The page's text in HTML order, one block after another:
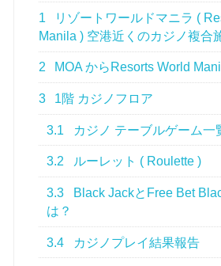
1
リゾートワールドマニラ (
Manila ) 空港近くのカジノ複合
2 MOA からResorts World
3 1階 カジノフロア
3.1 カジノ テーブルゲーム一
3.2 ルーレット ( Roulette )
3.3
Black JackとFree Bet
は？
3.4 カジノプレイ結果報告